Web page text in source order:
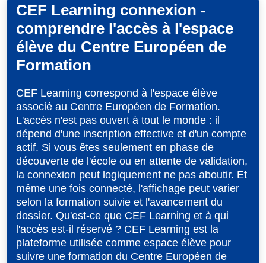
CEF Learning connexion -
comprendre l'accès à l'espace
élève du Centre Européen de
Formation
CEF Learning correspond à l'espace élève
associé au Centre Européen de Formation.
L'accès n'est pas ouvert à tout le monde : il
dépend d'une inscription effective et d'un compte
actif. Si vous êtes seulement en phase de
découverte de l'école ou en attente de validation,
la connexion peut logiquement ne pas aboutir. Et
même une fois connecté, l'affichage peut varier
selon la formation suivie et l'avancement du
dossier. Qu'est-ce que CEF Learning et à qui
l'accès est-il réservé ? CEF Learning est la
plateforme utilisée comme espace élève pour
suivre une formation du Centre Européen de